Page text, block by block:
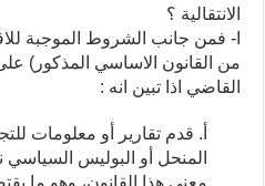
الانتقالية ؟
من القانون الاساسي المذكور) على
القاضي اذا تبين انه :
أ. قدم تقارير أو معلومات
المنحل أو البوليس السياسي
معنى هذا القانون، وهو ما